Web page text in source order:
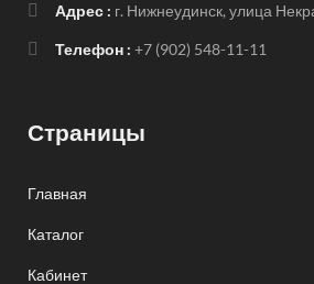
Адрес : г. Нижнеудинск, улица
Телефон : +7 (902) 548-11-11
Страницы
Главная
Каталог
Кабинет